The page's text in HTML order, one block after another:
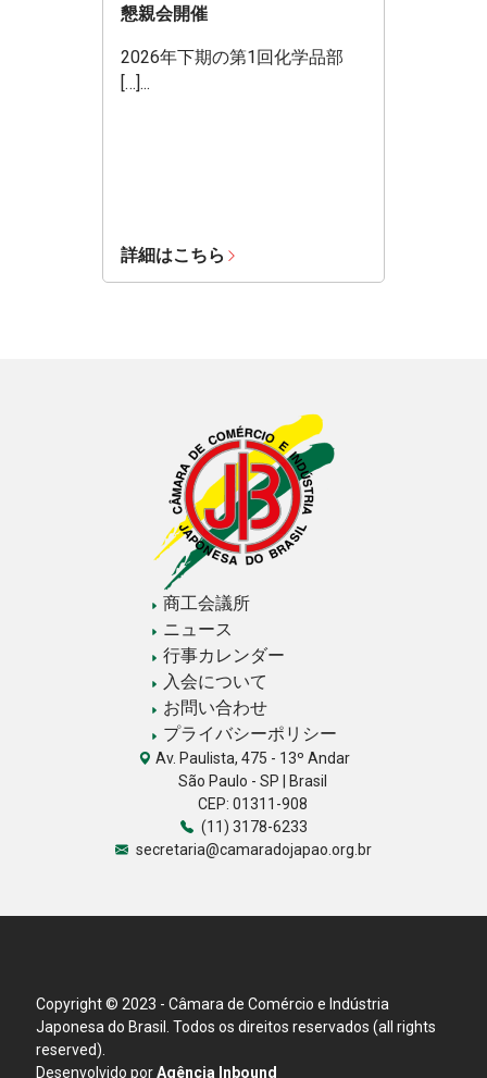
懇親会開催
2026年下期の第1回化学品部
[…]...
詳細はこちら
商工会議所
ニュース
行事カレンダー
入会について
お問い合わせ
プライバシーポリシー
Av. Paulista, 475 - 13º Andar
São Paulo - SP | Brasil
CEP: 01311-908
(11) 3178-6233
secretaria@camaradojapao.org.br
Copyright © 2023 - Câmara de Comércio e Indústria
Japonesa do Brasil. Todos os direitos reservados (all rights
reserved).
Desenvolvido porAgência Inbound